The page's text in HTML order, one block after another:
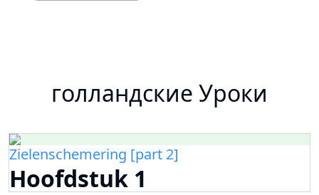
голландские Уроки
Zielenschemering [part 2]
Hoofdstuk 1